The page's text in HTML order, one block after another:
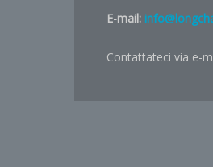
E-mail:
Contattateci via e-